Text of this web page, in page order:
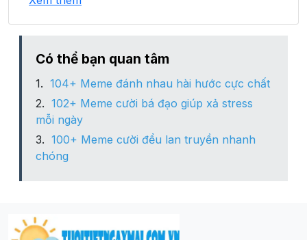
Có thể bạn quan tâm
104+ Meme đánh nhau hài hước cực chất
102+ Meme cười bá đạo giúp xả stress
mỗi ngày
100+ Meme cười đểu lan truyền nhanh
chóng